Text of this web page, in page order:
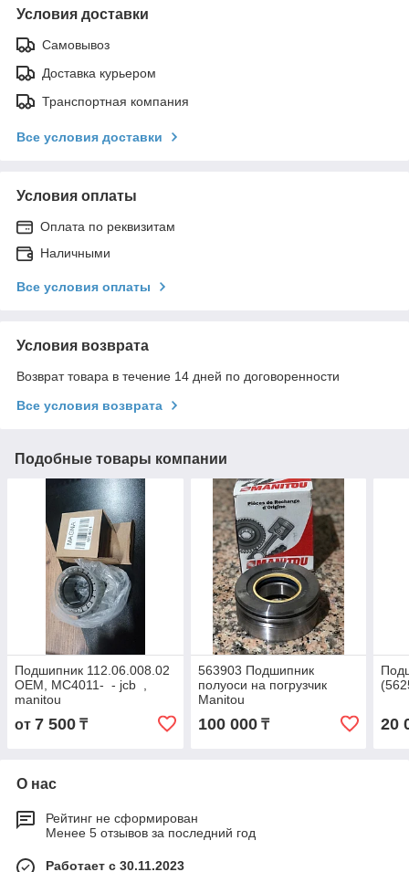
Условия доставки
Самовывоз
Доставка курьером
Транспортная компания
Все условия доставки
Условия оплаты
Оплата по реквизитам
Наличными
Все условия оплаты
Условия возврата
Возврат товара в течение 14 дней по договоренности
Все условия возврата
Подобные товары компании
Подшипник 112.06.008.02
OEM, MC4011- - jcb ,
manitou
от 7 500 ₸
563903 Подшипник
полуоси на погрузчик
Manitou
100 000₸ 20
О нас
Рейтинг не сформирован
Менее 5 отзывов за последний год
Работает с 30.11.2023